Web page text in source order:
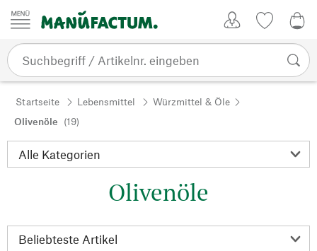
Zum Inhalt springen
Startseite Lebensmittel
Würzmittel & Öle
Olivenöle (19)
Olivenöle